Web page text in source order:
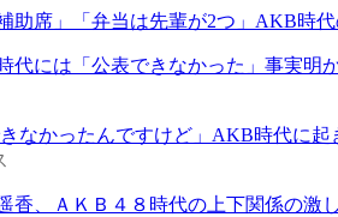
助席」「弁当は先輩が2つ」AKB時
代には「公表できなかった」事実明
なかったんですけど」AKB時代に
香、ＡＫＢ４８時代の上下関係の